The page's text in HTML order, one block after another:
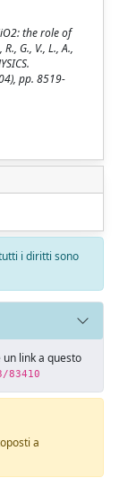
the role of
G., V., L., A.,
pp. 8519-
i diritti sono
link a questo
a